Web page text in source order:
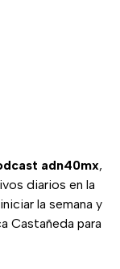
adn40mx,
diarios en la
la semana y
Castañeda para